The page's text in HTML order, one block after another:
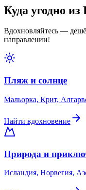
Куда угодно
Вдохновляйтесь —
направлении!
Пляж и солнце
Мальорка, Крит,
Найти вдохновение
Природа и
Исландия, Норвегия,